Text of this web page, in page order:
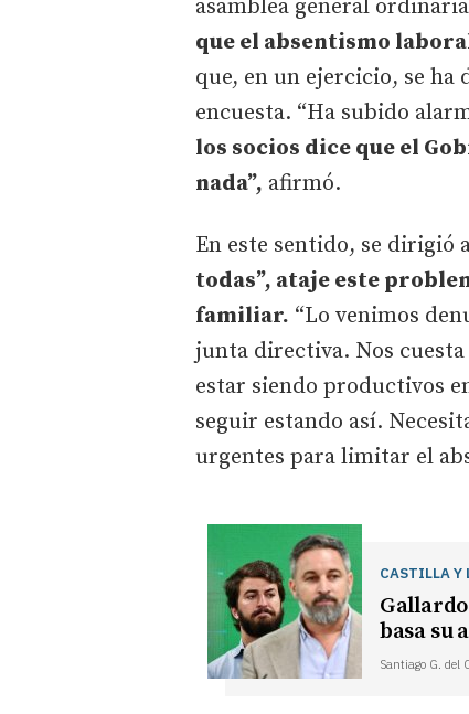
asamblea general
que el absentismo
que, en un ejercicio, se ha
encuesta. “Ha subido
los socios dice que el
nada”, afirmó.
En este sentido, se dirigió
todas”, ataje este
familiar. “Lo venimos
junta directiva. Nos
estar siendo productivos
seguir estando así.
urgentes para limitar el
CASTILLA Y
basa su
Santiago G. del